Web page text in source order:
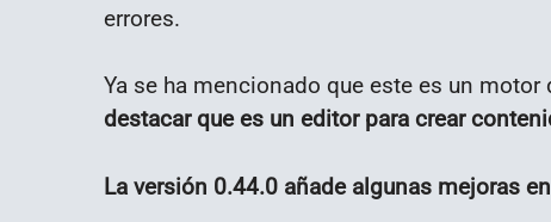
errores.
Ya se ha mencionado que este es un
destacar que es un editor para crear
La versión 0.44.0 añade algunas mejoras